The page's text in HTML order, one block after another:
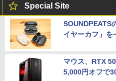
Special Site
SOUNDPEATS
イヤーカフ」を
マウス、RTX
5,000円オフで